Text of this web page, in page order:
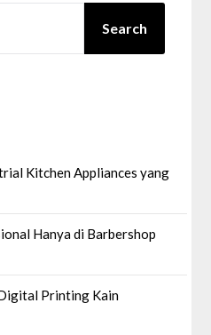
Search
Kitchen Appliances yang
Hanya di Barbershop
Printing Kain